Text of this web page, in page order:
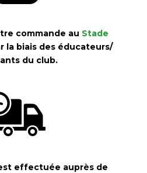
commande au Stade
la biais des éducateurs/
du club.
effectuée auprès de